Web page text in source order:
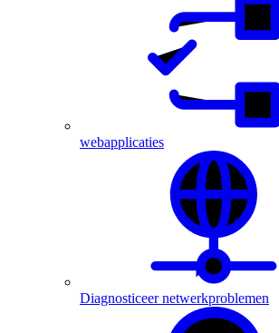
webapplicaties
Diagnosticeer netwerkproblemen